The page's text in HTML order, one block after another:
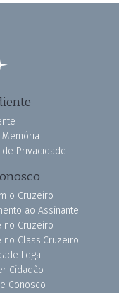
Privacidade
o Cruzeiro
ao Assinante
no Cruzeiro
no ClassiCruzeiro
Legal
Cidadão
Conosco